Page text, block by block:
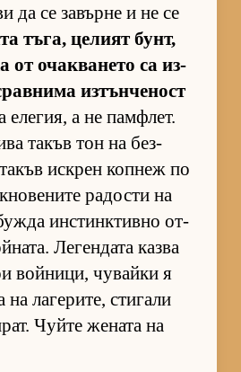
да се за­върне и не се
тъ­га, це­лият бунт,
очак­ва­нето са из­
из­тън­че­ност
еле­гия, а не пам­ф­лет.
та­къв тон на без­
ис­к­рен коп­неж по
ра­дости на
ин­с­тин­к­тивно от­
Ле­ген­дата казва
вой­ни­ци, чу­вайки я
на ла­ге­ри­те, сти­гали
Чуйте же­ната на